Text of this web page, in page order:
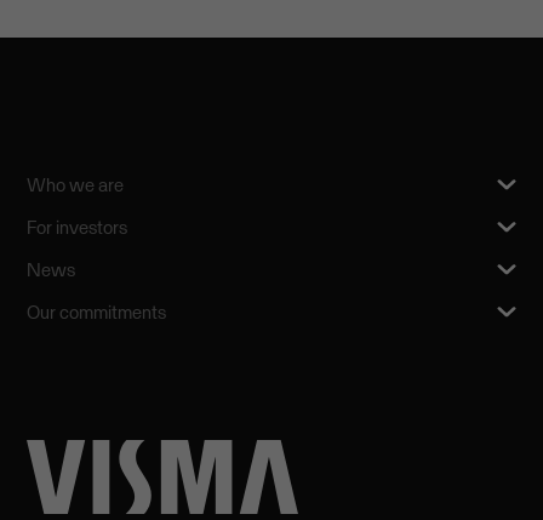
Who we are
For investors
News
Our commitments